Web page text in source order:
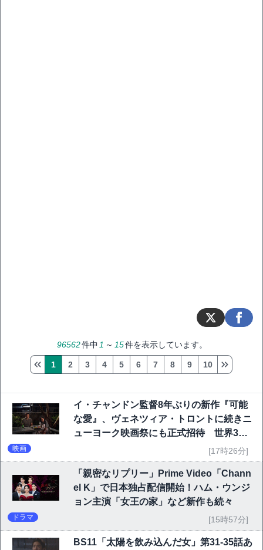
96562件中 1 ～ 15件を表示しています。
1 2 3 4 5 6 7 8 9 10
イ・チャンドン監督8年ぶりの新作『可能
な愛』、ヴェネツィア・トロントに続きニ
ューヨーク映画祭にも正式招待 世界3大
映画 [17時26分]
「親密なリプリー」Prime Video「Chann
el K」で日本独占配信開始！ハム・ウンジ
ョン主演「女王の家」など新作も続々
ドラマ [15時57分]
BS11「太陽を飲み込んだ女」第31-35話あ